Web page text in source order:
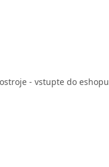
- vstupte do eshopu